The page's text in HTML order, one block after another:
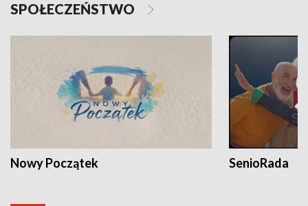
SPOŁECZEŃSTWO
Nowy Początek SenioRada